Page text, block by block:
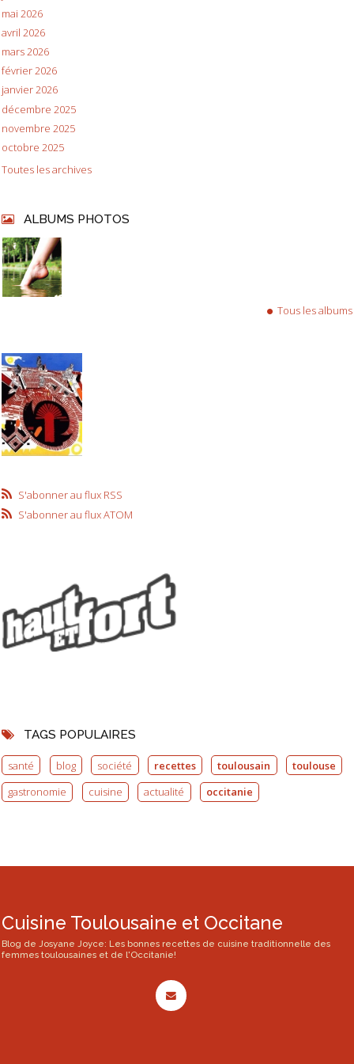
mai 2026
avril 2026
mars 2026
février 2026
janvier 2026
décembre 2025
novembre 2025
octobre 2025
Toutes les archives
ALBUMS PHOTOS
Tous les albums
S'abonner au flux RSS
S'abonner au flux ATOM
TAGS POPULAIRES
santé blog société recettes toulousain
toulouse
gastronomie
cuisine actualité occitanie
Cuisine Toulousaine et Occitane
Blog de Josyane Joyce: Les bonnes recettes de cuisine traditionnelle des
femmes toulousaines et de l'Occitanie!